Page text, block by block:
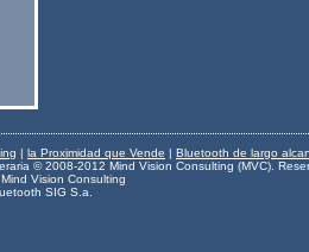
| la Proximidad que Vende | Bluetooth de largo
© 2008-2012 Mind Vision Consulting (MVC).
Vision Consulting
SIG S.a.